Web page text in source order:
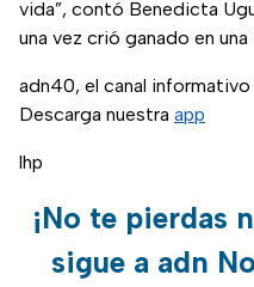
vida”, contó Benedicta
una vez crió ganado en una
adn40, el canal
Descarga nuestra app
lhp
¡No te pierdas
sigue a adn